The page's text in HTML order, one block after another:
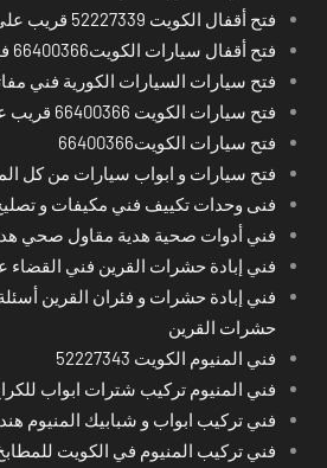
فتح أقفال الكويت 52227339 قريب على موقعي
فتح أقفال سيارات الكويت66400366 فوري
فتح سيارات السيارات الكورية فني
فتح سيارات الكويت 66400366 قريب على موقعي
فتح سيارات الكويت66400366
فتح سيارات و ابواب سيارات من كل
فنى وحدات تكييف فني مكيفات و
فني أدوات صحية هدية مقاول صحي
فني إبادة حشرات القرين فني
فني إبادة حشرات و فئران القرين
حشرات القرين
فني المنيوم الكويت 52227343
فني المنيوم تركيب شترات ابواب
فني تركيب ابواب و شبابيك المنيوم
فني تركيب المنيوم في الكويت